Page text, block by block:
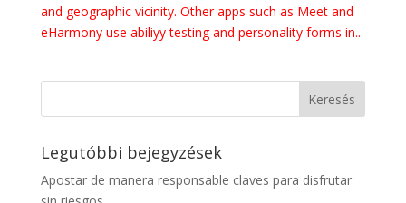
and geographic vicinity. Other apps such as Meet and
eHarmony use abiliyy testing and personality forms in...
Legutóbbi bejegyzések
Apostar de manera responsable claves para disfrutar